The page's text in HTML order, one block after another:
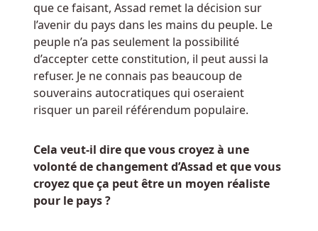
Quora
Belgique
Green
Casino,
Malte,
offre
que ce faisant, Assad remet la décision sur
l’avenir du pays dans les mains du peuple. Le
peuple n’a pas seulement la possibilité
d’accepter cette constitution, il peut aussi la
refuser. Je ne connais pas beaucoup de
souverains autocratiques qui oseraient
risquer un pareil référendum populaire.
Cela veut-il dire que vous croyez à une
volonté de changement d’Assad et que vous
croyez que ça peut être un moyen réaliste
pour le pays ?